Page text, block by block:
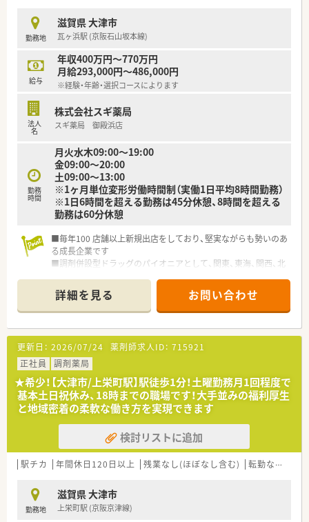
■認定薬剤師の資格取得者には月々5000円の補助が出るなど、
スキルアップを目指す方への支援制度も整っています
■転勤は希望しない限り発生しないため、滋賀の地で腰を据えて
長く勤務を続けたい方に最適な雇用条件の求人です
【勤務実態について】
■1日の労働時間を7.75時間として計算しており、月間の所定労
■残業は全店で抑制されており、月平均10時間以下と少ないた
め、仕事と私生活のバランスが保ちやすいです
理職を含めて積極的に休暇を取得する文化があります
勤務地
滋賀県 大津市
瓦ヶ浜駅 (京阪石山坂本線)
給与
年収400万円～770万円
月給293,000円～486,000円
※経験・年齢・選択コースによります
法人
名
株式会社スギ薬局
スギ薬局 御殿浜店
勤務
時間
月火水木09:00〜19:00
金09:00〜20:00
土09:00〜13:00
※1ヶ月単位変形労働時間制（実働1日平均8時間勤務）
※1日6時間を超える勤務は45分休憩、8時間を超える
勤務は60分休憩
■毎年100 店舗以上新規出店をしており、堅実ながらも勢いのあ
る成長企業です
■調剤併設型ドラッグのパイオニアとして、関東、東海、関西、北
■研修制度は様々なプランがあり、集合研修だけでなく任意で受
講可能な研修も幅広く用意されています
■店舗で活躍する従業員、社外で活躍する従業員、将来経営幹部
となる従業員など、薬剤師として様々な活躍ができるフィールド
を用意されています
■総合薬剤師・調剤薬剤師（土日休み・19時までの勤務）どちらか
の働き方を選択できます
■調剤併設型だけでなく「医療モール・クリニック併設店舗」「敷
地内薬局」「訪問調剤特化型店舗」など様々な店舗を運営してい
ます
■在宅医療にも積極的取り組んでおり「訪問調剤特化型店舗」を
50店舗以上、無菌調剤室は業界最多の51店舗設置しています
■「プラチナくるみん認定企業」「健康経営優良法人2023（大規模
法人部門）認定」等を取得し一人ひとりが働きやすい環境が整備
されています
があるのも特徴です
詳細を見る お問い合わせ
更新日： 2026/07/24 薬剤師求人ID： 715921
正社員
調剤薬局
★希少！【大津市/上栄町駅】駅徒歩1分！土曜勤務月1回程度で
基本土日祝休み、18時までの職場です！大手並みの福利厚生
と地域密着の柔軟な働き方を実現できます
検討リストに追加
駅チカ 年間休日120日以上 残業なし(ほぼなし含む) 転勤なし
勤務地
滋賀県 大津市
上栄町駅 (京阪京津線)